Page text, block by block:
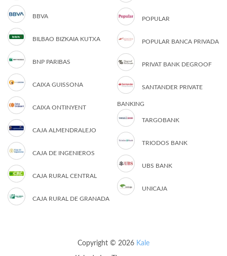
BBVA
BILBAO BIZKAIA KUTXA
BNP PARIBAS
CAIXA GUISSONA
CAIXA ONTINYENT
CAJA ALMENDRALEJO
CAJA DE INGENIEROS
CAJA RURAL CENTRAL
CAJA RURAL DE GRANADA
POPULAR
POPULAR BANCA PRIVADA
PRIVAT BANK DEGROOF
SANTANDER PRIVATE
BANKING
TARGOBANK
TRIODOS BANK
UBS BANK
UNICAJA
Copyright © 2026 Kale